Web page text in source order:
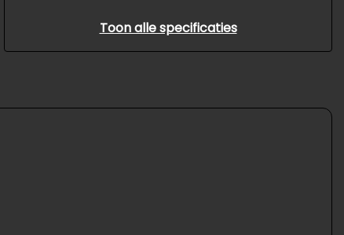
Toon alle specificaties